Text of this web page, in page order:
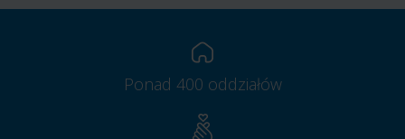
Ponad 400 oddziałów